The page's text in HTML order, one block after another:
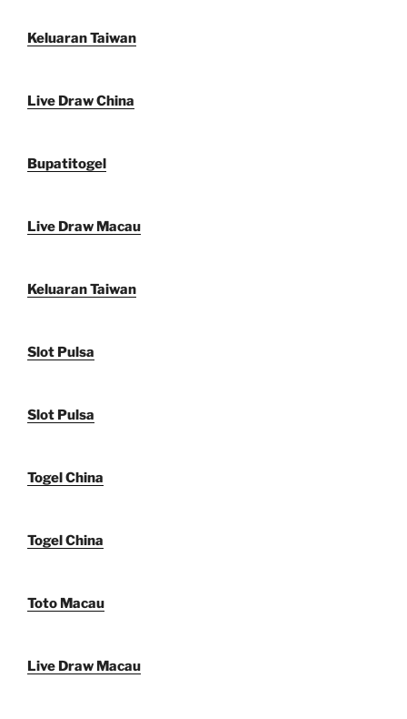
Keluaran Taiwan
Live Draw China
Bupatitogel
Live Draw Macau
Keluaran Taiwan
Slot Pulsa
Slot Pulsa
Togel China
Togel China
Toto Macau
Live Draw Macau